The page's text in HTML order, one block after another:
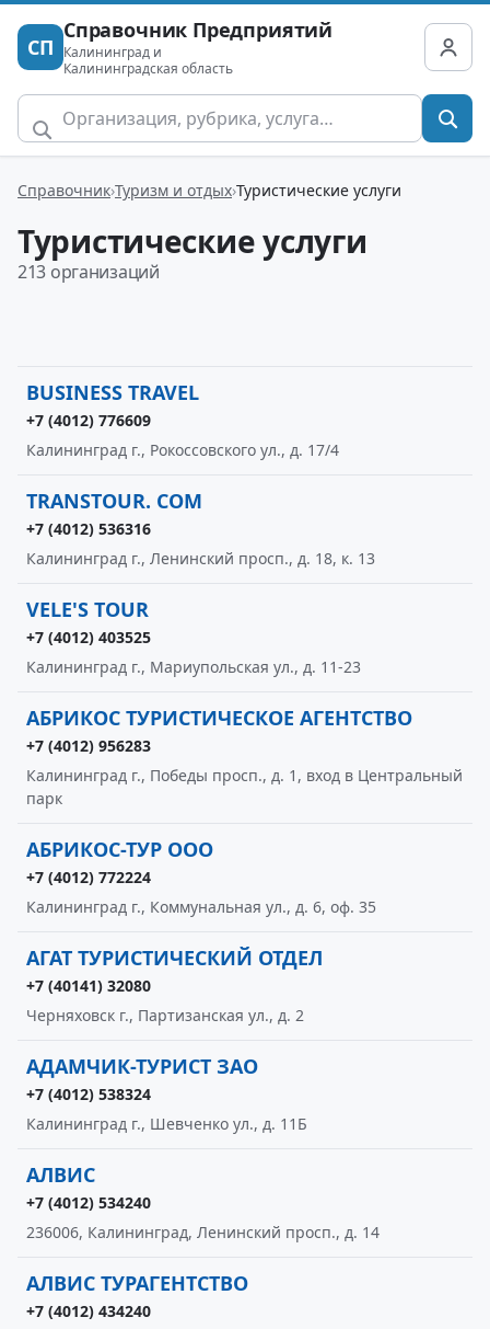
СП
Справочник Предприятий
Калининград и
Калининградская область
Справочник Туризм и отдых Туристические услуги
Туристические услуги
213 организаций
BUSINESS TRAVEL
+7 (4012) 776609
Калининград г., Рокоссовского ул., д. 17/4
TRANSTOUR. COM
+7 (4012) 536316
Калининград г., Ленинский просп., д. 18, к. 13
VELE'S TOUR
+7 (4012) 403525
Калининград г., Мариупольская ул., д. 11-23
АБРИКОС ТУРИСТИЧЕСКОЕ АГЕНТСТВО
+7 (4012) 956283
Калининград г., Победы просп., д. 1, вход в Центральный
парк
АБРИКОС-ТУР ООО
+7 (4012) 772224
Калининград г., Коммунальная ул., д. 6, оф. 35
АГАТ ТУРИСТИЧЕСКИЙ ОТДЕЛ
+7 (40141) 32080
Черняховск г., Партизанская ул., д. 2
АДАМЧИК-ТУРИСТ ЗАО
+7 (4012) 538324
Калининград г., Шевченко ул., д. 11Б
АЛВИС
+7 (4012) 534240
236006, Калининград, Ленинский просп., д. 14
АЛВИС ТУРАГЕНТСТВО
+7 (4012) 434240